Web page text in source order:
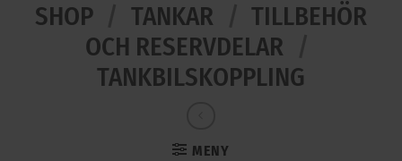
SHOP TANKAR
TILLBEHÖR
OCH RESERVDELAR
TANKBILSKOPPLING
MENY